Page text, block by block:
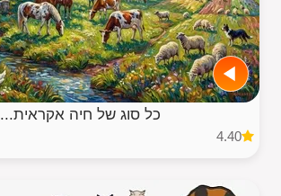
כל סוג של חיה אקראית...
4.40